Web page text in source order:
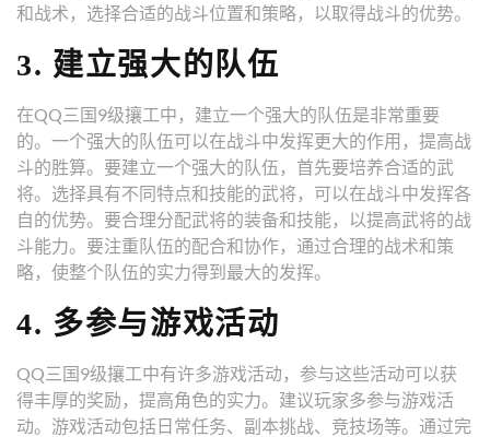
和战术，选择合适的战斗位置和策略，以取得战斗的优势。
3. 建立强大的队伍
在QQ三国9级攘工中，建立一个强大的队伍是非常重要
的。一个强大的队伍可以在战斗中发挥更大的作用，提高战
斗的胜算。要建立一个强大的队伍，首先要培养合适的武
将。选择具有不同特点和技能的武将，可以在战斗中发挥各
自的优势。要合理分配武将的装备和技能，以提高武将的战
斗能力。要注重队伍的配合和协作，通过合理的战术和策
略，使整个队伍的实力得到最大的发挥。
4. 多参与游戏活动
QQ三国9级攘工中有许多游戏活动，参与这些活动可以获
得丰厚的奖励，提高角色的实力。建议玩家多参与游戏活
动。游戏活动包括日常任务、副本挑战、竞技场等。通过完